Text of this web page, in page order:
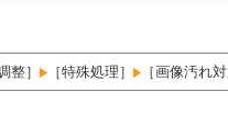
整］ ［特殊処理］ ［画像汚れ対